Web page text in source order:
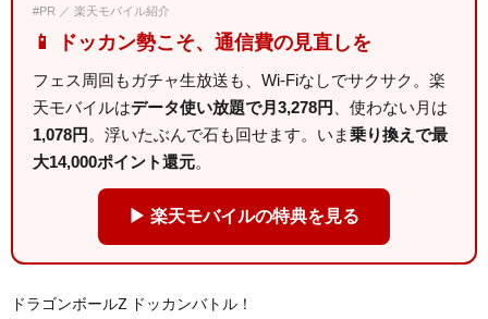
#PR ／ 楽天モバイル紹介
📱 ドッカン勢こそ、通信費の見直しを
フェス周回もガチャ生放送も、Wi-Fiなしでサクサク。楽
天モバイルはデータ使い放題で月3,278円
、使わない月は
1,078円 。浮いたぶんで石も回せます。いま乗り換えで最
大14,000ポイント還元。
▶ 楽天モバイルの特典を見る
ドラゴンボールZ ドッカンバトル！